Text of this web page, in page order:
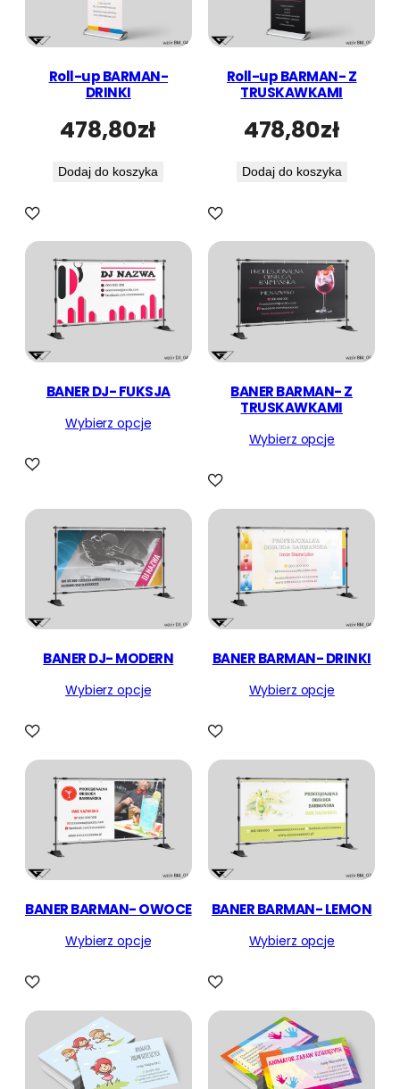
Roll-up BARMAN-
DRINKI
478,80zł
Dodaj do koszyka
Roll-up BARMAN- Z
TRUSKAWKAMI
478,80zł
Dodaj do koszyka
BANER DJ- FUKSJA
Wybierz opcje
BANER BARMAN- Z
TRUSKAWKAMI
Wybierz opcje
BANER DJ- MODERN
Wybierz opcje
BANER BARMAN- DRINKI
Wybierz opcje
BANER BARMAN- OWOCE
Wybierz opcje
BANER BARMAN- LEMON
Wybierz opcje